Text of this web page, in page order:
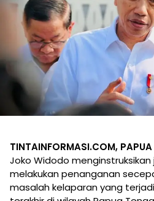
TINTAINFORMASI.COM,
Joko Widodo
melakukan penanganan
masalah kelaparan yang